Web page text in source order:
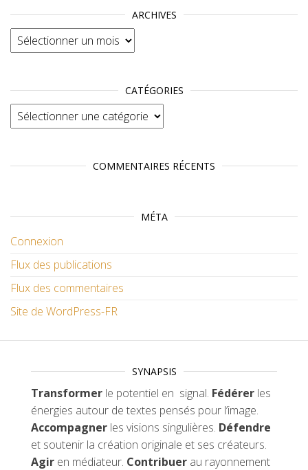
ARCHIVES
Archives
CATÉGORIES
Catégories
COMMENTAIRES RÉCENTS
MÉTA
Connexion
Flux des publications
Flux des commentaires
Site de WordPress-FR
SYNAPSIS
Transformer le potentiel en signal. Fédérer les
énergies autour de textes pensés pour l’image.
Accompagner les visions singulières. Défendre
et soutenir la création originale et ses créateurs.
Agir en médiateur. Contribuer au rayonnement